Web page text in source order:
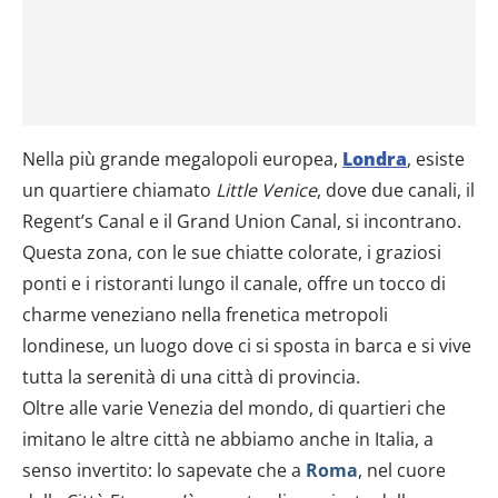
Nella più grande megalopoli europea, Londra, esiste
un quartiere chiamato Little Venice, dove due canali, il
Regent’s Canal e il Grand Union Canal, si incontrano.
Questa zona, con le sue chiatte colorate, i graziosi
ponti e i ristoranti lungo il canale, offre un tocco di
charme veneziano nella frenetica metropoli
londinese, un luogo dove ci si sposta in barca e si vive
tutta la serenità di una città di provincia.
Oltre alle varie Venezia del mondo, di quartieri che
imitano le altre città ne abbiamo anche in Italia, a
senso invertito: lo sapevate che a Roma, nel cuore